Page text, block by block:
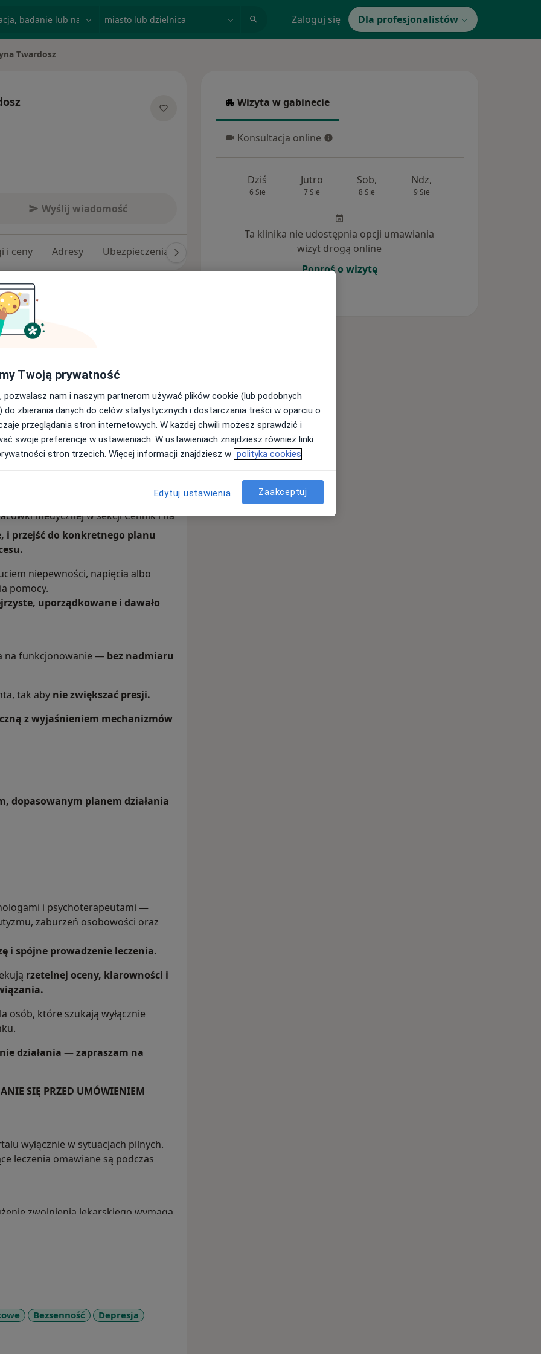
Zaloguj się Dla profesjonalistów
Twardosz
Wyślij wiadomość
i ceny Adresy Ubezpieczenia Odpowiedzi na pytania (53)
zapisów i odwoływania wizyt
się z zasadami
Regulamin informuje między
LUB w trakcie rozmowy z
przed wizytą (a w przypadku
piątek do godziny
na konto - przelew lub BLIK.
medycznej w sekcji Cennik i na
i przejść do konkretnego planu
niepewności, napięcia albo
pomocy.
uporządkowane i dawało
na funkcjonowanie — bez nadmiaru
tak aby nie zwiększać presji.
z wyjaśnieniem mechanizmów
dopasowanym planem działania
i psychoterapeutami —
zaburzeń osobowości oraz
i spójne prowadzenie leczenia.
rzetelnej oceny, klarowności i
osób, które szukają wyłącznie
działania — zapraszam na
SIĘ PRZED UMÓWIENIEM
wyłącznie w sytuacjach pilnych.
leczenia omawiane są podczas
zwolnienia lekarskiego wymaga
zdrowia oraz opisania go w
przez ZUS. Zwolnienie
występowania objawów
pracy.
(stacjonarnej lub online) oraz
Bezsenność
Depresja
Wizyta w gabinecie
Wizyta w gabinecie
Konsultacja online
Konsultacja online
Dziś
6 Sie
Jutro
7 Sie
Sob,
8 Sie
Ndz,
9 Sie
Ta klinika nie udostępnia opcji umawiania
wizyt drogą online
Poproś o wizytę
Twoją prywatność
pozwalasz nam i naszym partnerom używać plików cookie (lub podobnych
do zbierania danych do celów statystycznych i dostarczania treści w oparciu o
przeglądania stron internetowych. W każdej chwili możesz sprawdzić i
swoje preferencje w ustawieniach. W ustawieniach znajdziesz również linki
stron trzecich. Więcej informacji znajdziesz w polityka cookies
Edytuj ustawienia Zaakceptuj